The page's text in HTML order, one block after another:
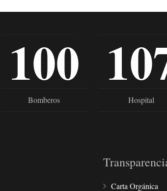
100
Bomberos Hospital
Carta Orgánica